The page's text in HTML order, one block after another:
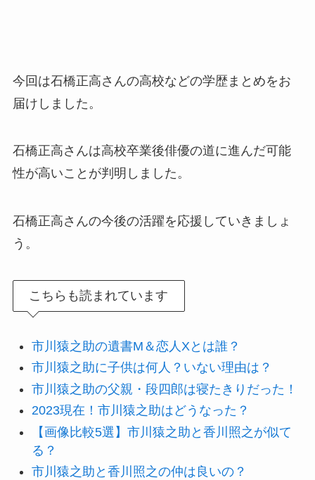
今回は石橋正高さんの高校などの学歴まとめをお
届けしました。
石橋正高さんは高校卒業後俳優の道に進んだ可能
性が高いことが判明しました。
石橋正高さんの今後の活躍を応援していきましょ
う。
こちらも読まれています
市川猿之助の遺書M＆恋人Xとは誰？
市川猿之助に子供は何人？いない理由は？
市川猿之助の父親・段四郎は寝たきりだった！
2023現在！市川猿之助はどうなった？
【画像比較5選】市川猿之助と香川照之が似て
る？
市川猿之助と香川照之の仲は良いの？